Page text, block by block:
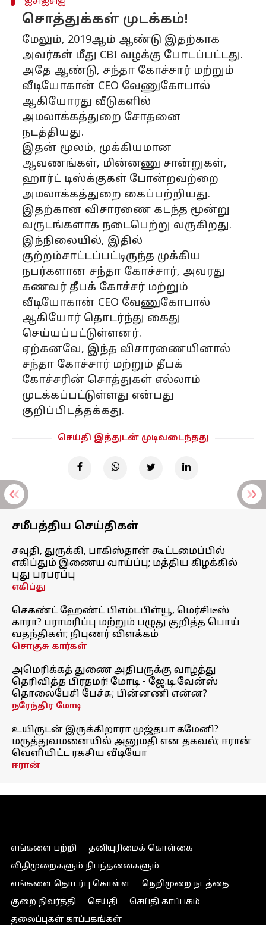
சொத்துக்கள் முடக்கம்!
மேலும், 2019ஆம் ஆண்டு இதற்காக
அவர்கள் மீது CBI வழக்கு போடப்பட்டது.
அதே ஆண்டு, சந்தா கோச்சார் மற்றும்
வீடியோகான் CEO வேணுகோபால்
ஆகியோரது வீடுகளில்
அமலாக்கத்துறை சோதனை
நடத்தியது.
இதன் மூலம், முக்கியமான
ஆவணங்கள், மின்னணு சான்றுகள்,
ஹார்ட் டிஸ்க்குகள் போன்றவற்றை
அமலாக்கத்துறை கைப்பற்றியது.
இதற்கான விசாரணை கடந்த மூன்று
வருடங்களாக நடைபெற்று வருகிறது.
இந்நிலையில், இதில்
குற்றம்சாட்டப்பட்டிருந்த முக்கிய
நபர்களான சந்தா கோச்சார், அவரது
கணவர் தீபக் கோச்சர் மற்றும்
வீடியோகான் CEO வேணுகோபால்
ஆகியோர் தொடர்ந்து கைது
செய்யப்பட்டுள்ளனர்.
ஏற்கனவே, இந்த விசாரணையினால்
சந்தா கோச்சார் மற்றும் தீபக்
கோச்சரின் சொத்துகள் எல்லாம்
முடக்கப்பட்டுள்ளது என்பது
குறிப்பிடத்தக்கது.
செய்தி இத்துடன் முடிவடைந்தது
சமீபத்திய செய்திகள்
சவுதி, துருக்கி, பாகிஸ்தான் கூட்டமைப்பில்
எகிப்தும் இணைய வாய்ப்பு; மத்திய கிழக்கில்
புது பரபரப்பு
எகிப்து
செகண்ட் ஹேண்ட் பிஎம்டபிள்யூ, மெர்சிடீஸ்
காரா? பராமரிப்பு மற்றும் பழுது குறித்த பொய்
வதந்திகள்; நிபுணர் விளக்கம்
சொகுசு கார்கள்
அமெரிக்கத் துணை அதிபருக்கு வாழ்த்து
தெரிவித்த பிரதமர்! மோடி - ஜே.டி.வேன்ஸ்
தொலைபேசி பேச்சு; பின்னணி என்ன?
நரேந்திர மோடி
உயிருடன் இருக்கிறாரா முஜ்தபா கமேனி?
மருத்துவமனையில் அனுமதி என தகவல்; ஈரான்
வெளியிட்ட ரகசிய வீடியோ
ஈரான்
எங்களை பற்றி
தனியுரிமைக் கொள்கை
விதிமுறைகளும் நிபந்தனைகளும்
எங்களை தொடர்பு கொள்ள
நெறிமுறை நடத்தை
குறை நிவர்த்தி
செய்தி
செய்தி காப்பகம்
தலைப்புகள் காப்பகங்கள்